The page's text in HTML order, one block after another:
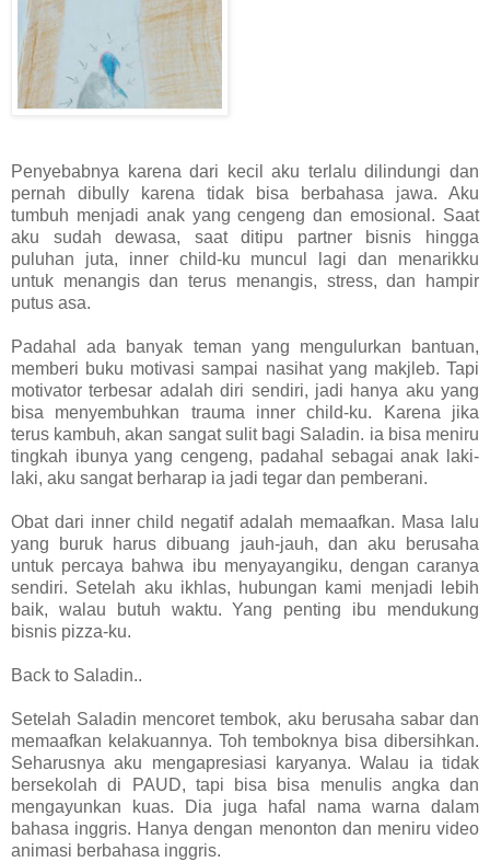
Penyebabnya karena dari kecil aku terlalu dilindungi dan
pernah dibully karena tidak bisa berbahasa jawa. Aku
tumbuh menjadi anak yang cengeng dan emosional. Saat
aku sudah dewasa, saat ditipu partner bisnis hingga
puluhan juta, inner child-ku muncul lagi dan menarikku
untuk menangis dan terus menangis, stress, dan hampir
putus asa.
Padahal ada banyak teman yang mengulurkan bantuan,
memberi buku motivasi sampai nasihat yang makjleb. Tapi
motivator terbesar adalah diri sendiri, jadi hanya aku yang
bisa menyembuhkan trauma inner child-ku. Karena jika
terus kambuh, akan sangat sulit bagi Saladin. ia bisa meniru
tingkah ibunya yang cengeng, padahal sebagai anak laki-
laki, aku sangat berharap ia jadi tegar dan pemberani.
Obat dari inner child negatif adalah memaafkan. Masa lalu
yang buruk harus dibuang jauh-jauh, dan aku berusaha
untuk percaya bahwa ibu menyayangiku, dengan caranya
sendiri. Setelah aku ikhlas, hubungan kami menjadi lebih
baik, walau butuh waktu. Yang penting ibu mendukung
bisnis pizza-ku.
Back to Saladin..
Setelah Saladin mencoret tembok, aku berusaha sabar dan
memaafkan kelakuannya. Toh temboknya bisa dibersihkan.
Seharusnya aku mengapresiasi karyanya. Walau ia tidak
bersekolah di PAUD, tapi bisa bisa menulis angka dan
mengayunkan kuas. Dia juga hafal nama warna dalam
bahasa inggris. Hanya dengan menonton dan meniru video
animasi berbahasa inggris.